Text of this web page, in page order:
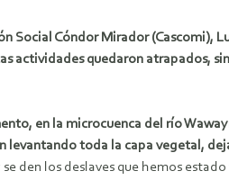
Social Cóndor Mirador (Cascomi),
actividades quedaron atrapados,
en la microcuenca del río
levantando toda la capa vegetal,
den los deslaves que hemos estado